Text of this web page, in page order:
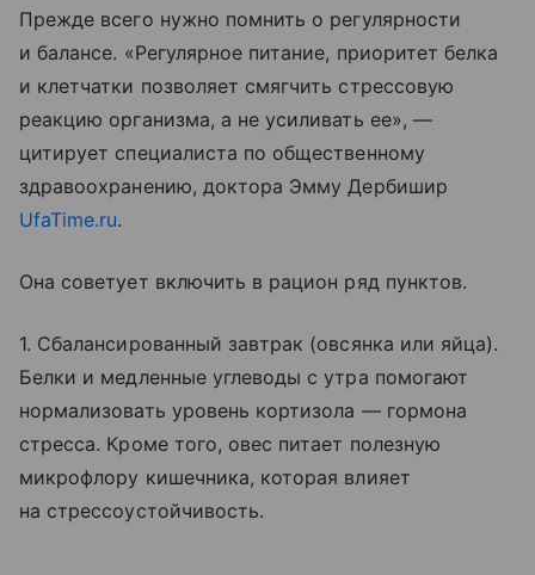
Прежде всего нужно помнить о регулярности
и балансе. «Регулярное питание, приоритет белка
и клетчатки позволяет смягчить стрессовую
реакцию организма, а не усиливать ее», —
цитирует специалиста по общественному
здравоохранению, доктора Эмму Дербишир
UfaTime.ru.
Она советует включить в рацион ряд пунктов.
1. Сбалансированный завтрак (овсянка или яйца).
Белки и медленные углеводы с утра помогают
нормализовать уровень кортизола — гормона
стресса. Кроме того, овес питает полезную
микрофлору кишечника, которая влияет
на стрессоустойчивость.